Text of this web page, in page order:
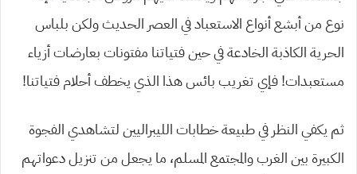
نوع من أبشع أنواع الاستعباد في العصر الحديث ولكن بلباس
الحرية الكاذبة الخادعة في حين فتياتنا مفتونات بعارضات أزياء
مستعبدات! فإي تغريب بائس هذا الذي يخطف أحلام فتياتنا!
ثم يكفي النظر في طبيعة خطابات الليبراليين لتشاهدي الفجوة
الكبيرة بين الغرب والمجتمع المسلم، ما يجعل من تنزيل دعواتهم